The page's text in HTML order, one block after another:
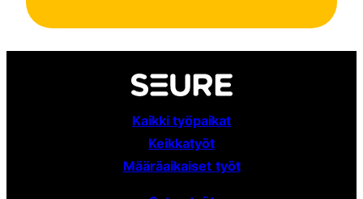
Kaikki työpaikat
Keikkatyöt
Määräaikaiset työt